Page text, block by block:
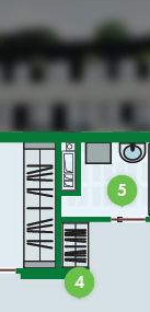
4
5